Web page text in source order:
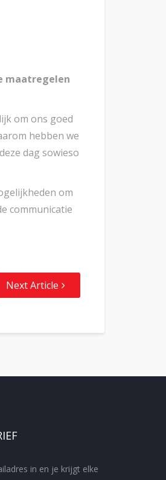
maatregelen
om ons goed
hebben we
dag sowieso
om
communicatie
Next Article
in en je krijgt elke